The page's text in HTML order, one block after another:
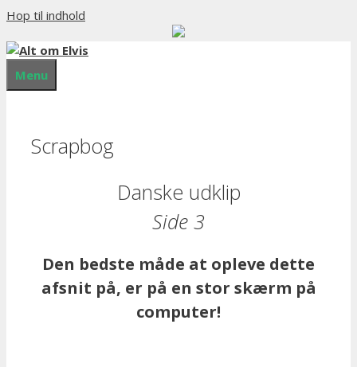
Hop til indhold
Menu
Scrapbog
Danske udklip
Side 3
Den bedste måde at opleve dette
afsnit på, er på en stor skærm på
computer!